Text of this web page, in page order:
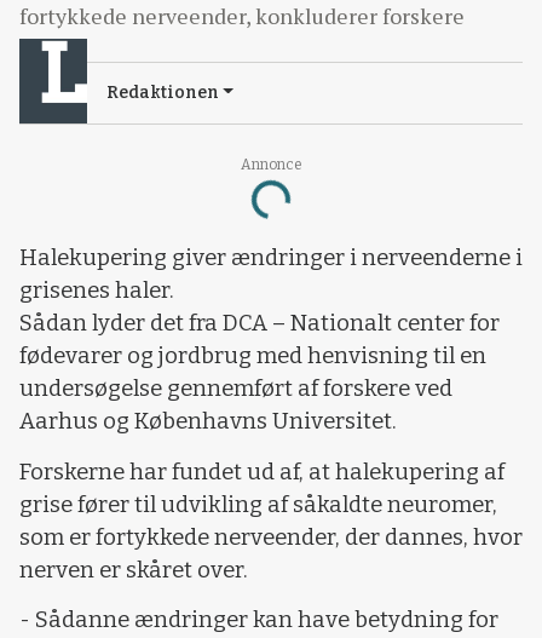
Annonce
Loading...
fortykkede nerveender, konkluderer forskere
Redaktionen
Halekupering giver ændringer i nerveenderne i
grisenes haler.
Sådan lyder det fra DCA – Nationalt center for
fødevarer og jordbrug med henvisning til en
undersøgelse gennemført af forskere ved
Aarhus og Københavns Universitet.
Forskerne har fundet ud af, at halekupering af
grise fører til udvikling af såkaldte neuromer,
som er fortykkede nerveender, der dannes, hvor
nerven er skåret over.
- Sådanne ændringer kan have betydning for